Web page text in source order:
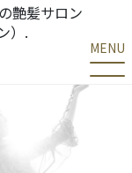
艶髪サロン
）.
MENU